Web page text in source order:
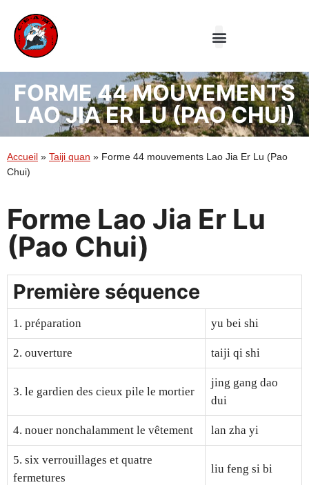
FORME 44 MOUVEMENTS
LAO JIA ER LU (PAO CHUI)
Accueil » Taiji quan » Forme 44 mouvements Lao Jia Er Lu (Pao
Chui)
Forme Lao Jia Er Lu
(Pao Chui)
Première séquence
1. préparation yu bei shi
2. ouverture taiji qi shi
3. le gardien des cieux pile le mortier
jing gang dao
dui
4. nouer nonchalamment le vêtement lan zha yi
5. six verrouillages et quatre
fermetures
liu feng si bi